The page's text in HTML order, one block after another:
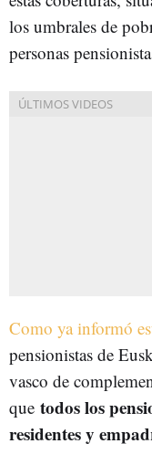
los umbrales de
personas
Como ya informó
pensionistas de
vasco de
que todos los
residentes y